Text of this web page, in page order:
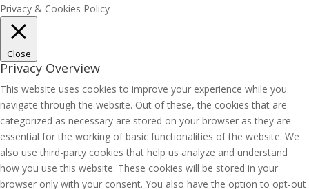
Privacy & Cookies Policy
Close
Privacy Overview
This website uses cookies to improve your experience while you
navigate through the website. Out of these, the cookies that are
categorized as necessary are stored on your browser as they are
essential for the working of basic functionalities of the website. We
also use third-party cookies that help us analyze and understand
how you use this website. These cookies will be stored in your
browser only with your consent. You also have the option to opt-out